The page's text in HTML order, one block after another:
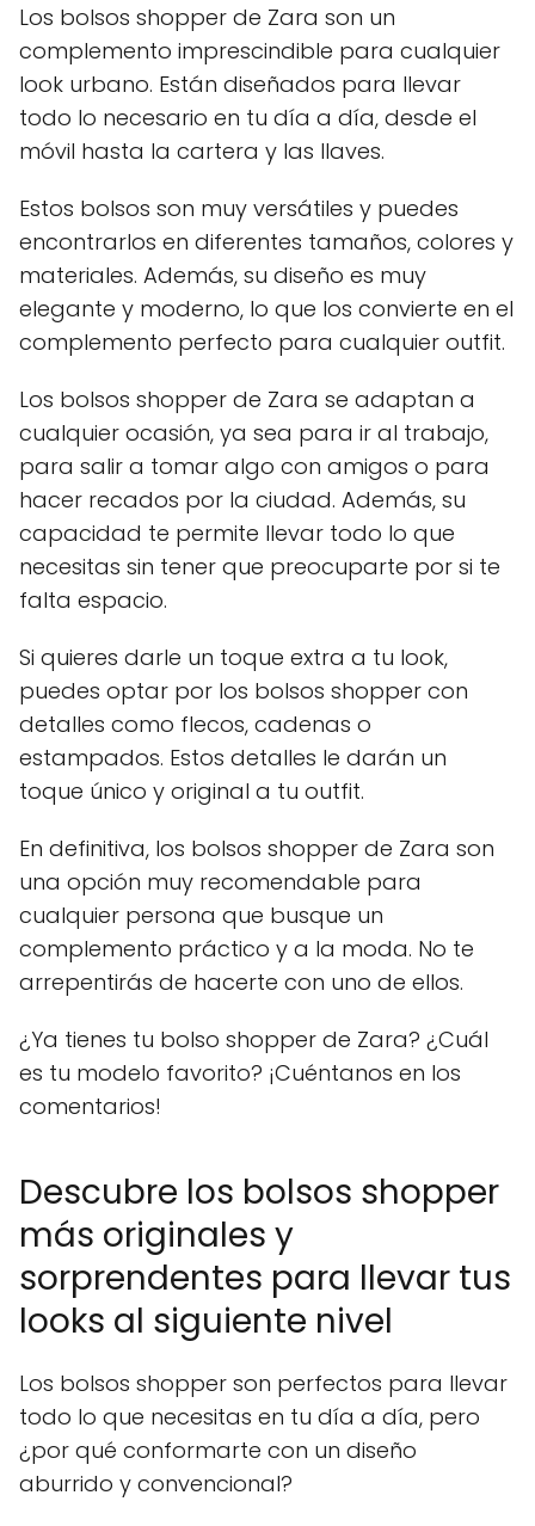
Los bolsos shopper de Zara son un
complemento imprescindible para cualquier
look urbano. Están diseñados para llevar
todo lo necesario en tu día a día, desde el
móvil hasta la cartera y las llaves.
Estos bolsos son muy versátiles y puedes
encontrarlos en diferentes tamaños, colores y
materiales. Además, su diseño es muy
elegante y moderno, lo que los convierte en el
complemento perfecto para cualquier outfit.
Los bolsos shopper de Zara se adaptan a
cualquier ocasión, ya sea para ir al trabajo,
para salir a tomar algo con amigos o para
hacer recados por la ciudad. Además, su
capacidad te permite llevar todo lo que
necesitas sin tener que preocuparte por si te
falta espacio.
Si quieres darle un toque extra a tu look,
puedes optar por los bolsos shopper con
detalles como flecos, cadenas o
estampados. Estos detalles le darán un
toque único y original a tu outfit.
En definitiva, los bolsos shopper de Zara son
una opción muy recomendable para
cualquier persona que busque un
complemento práctico y a la moda. No te
arrepentirás de hacerte con uno de ellos.
¿Ya tienes tu bolso shopper de Zara? ¿Cuál
es tu modelo favorito? ¡Cuéntanos en los
comentarios!
Descubre los bolsos shopper
más originales y
sorprendentes para llevar tus
looks al siguiente nivel
Los bolsos shopper son perfectos para llevar
todo lo que necesitas en tu día a día, pero
¿por qué conformarte con un diseño
aburrido y convencional?